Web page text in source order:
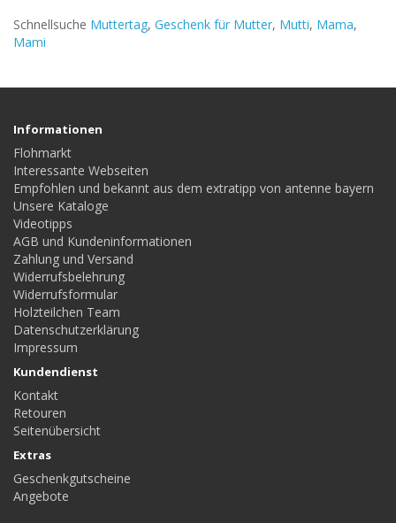
Schnellsuche Muttertag, Geschenk für Mutter, Mutti, Mama,
Mami
Informationen
Flohmarkt
Interessante Webseiten
Empfohlen und bekannt aus dem extratipp von antenne bayern
Unsere Kataloge
Videotipps
AGB und Kundeninformationen
Zahlung und Versand
Widerrufsbelehrung
Widerrufsformular
Holzteilchen Team
Datenschutzerklärung
Impressum
Kundendienst
Kontakt
Retouren
Seitenübersicht
Extras
Geschenkgutscheine
Angebote